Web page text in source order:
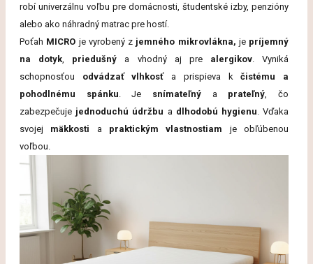
robí univerzálnu voľbu pre domácnosti, študentské izby, penzióny
alebo ako náhradný matrac pre hostí.
Poťah MICRO je vyrobený z jemného mikrovlákna, je príjemný
na dotyk, priedušný a vhodný aj pre alergikov. Vyniká
schopnosťou odvádzať vlhkosťa prispieva kčistému a
pohodlnému spánku. Je snímateľný a prateľný, čo
zabezpečuje jednoduchú údržbu a dlhodobú hygienu. Vďaka
svojej mäkkosti a praktickým vlastnostiam je obľúbenou
voľbou.